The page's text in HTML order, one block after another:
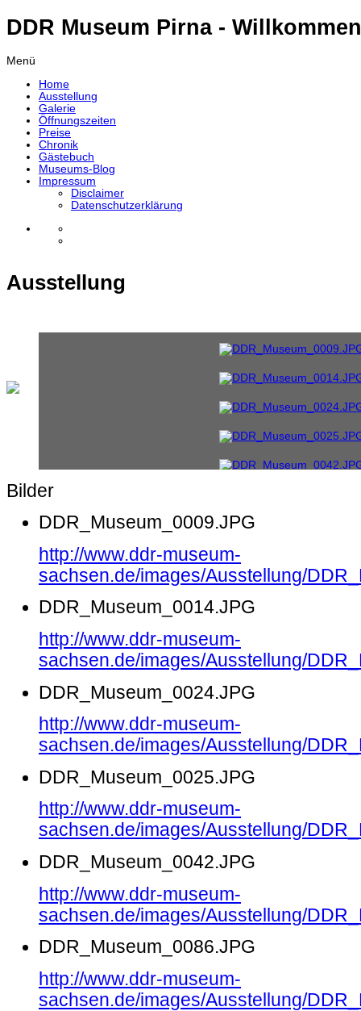
DDR Museum Pirna -
Menü
Home
Ausstellung
Galerie
Öffnungszeiten
Preise
Chronik
Gästebuch
Museums-Blog
Impressum
Disclaimer
Datenschutzerklärung
Ausstellung
Bilder
DDR_Museum_0009.JPG
http://www.ddr-museum-
sachsen.de/images/Ausstellung/
DDR_Museum_0014.JPG
http://www.ddr-museum-
sachsen.de/images/Ausstellung/
DDR_Museum_0024.JPG
http://www.ddr-museum-
sachsen.de/images/Ausstellung/
DDR_Museum_0025.JPG
http://www.ddr-museum-
sachsen.de/images/Ausstellung/
DDR_Museum_0042.JPG
http://www.ddr-museum-
sachsen.de/images/Ausstellung/
DDR_Museum_0086.JPG
http://www.ddr-museum-
sachsen.de/images/Ausstellung/